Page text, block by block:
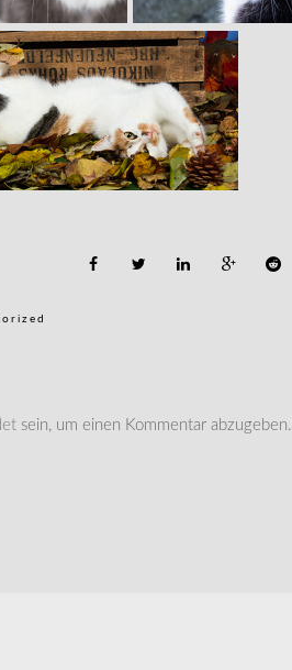
sein, um einen Kommentar abzugeben.